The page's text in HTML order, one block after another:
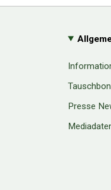
Presse